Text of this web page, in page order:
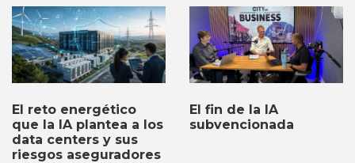
El reto energético
que la IA plantea a los
data centers y sus
riesgos aseguradores
El fin de la IA
subvencionada